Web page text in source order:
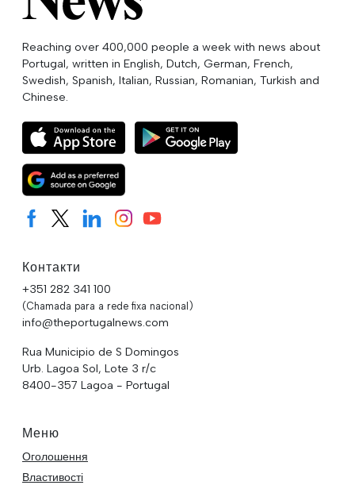
Reaching over 400,000 people a week with news about
Portugal, written in English, Dutch, German, French,
Swedish, Spanish, Italian, Russian, Romanian, Turkish and
Chinese.
Контакти
+351 282 341 100
(Chamada para a rede fixa nacional)
info@theportugalnews.com
Rua Municipio de S Domingos
Urb. Lagoa Sol, Lote 3 r/c
8400-357 Lagoa - Portugal
Меню
Оголошення
Властивості